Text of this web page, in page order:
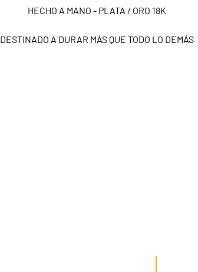
HECHO A MANO - PLATA / ORO 18K
DESTINADO A DURAR MÁS QUE TODO LO DEMÁS